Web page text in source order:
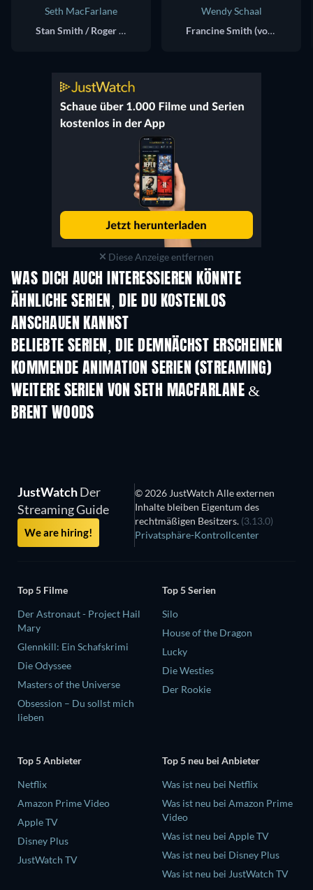
Seth MacFarlane
Stan Smith / Roger (voice)
Wendy Schaal
Francine Smith (voice)
Diese Anzeige entfernen
WAS DICH AUCH INTERESSIEREN KÖNNTE
Serie Serie
ÄHNLICHE SERIEN, DIE DU KOSTENLOS
ANSCHAUEN KANNST
BELIEBTE SERIEN, DIE DEMNÄCHST ERSCHEINEN
Serie Serie
KOMMENDE ANIMATION SERIEN (STREAMING)
Staffel 1 Staffel 2
WEITERE SERIEN VON SETH MACFARLANE &
BRENT WOODSSerie
JustWatchDer
Streaming Guide
We are hiring!
© 2026 JustWatch Alle externen
Inhalte bleiben Eigentum des
rechtmäßigen Besitzers. (3.13.0)
Privatsphäre-Kontrollcenter
Top 5 Filme
Der Astronaut - Project Hail
Mary
Glennkill: Ein Schafskrimi
Die Odyssee
Masters of the Universe
Obsession – Du sollst mich
lieben
Top 5 Serien
Silo
House of the Dragon
Lucky
Die Westies
Der Rookie
Top 5 Anbieter
Netflix
Amazon Prime Video
Apple TV
Disney Plus
JustWatch TV
Top 5 neu bei Anbieter
Was ist neu bei Netflix
Was ist neu bei Amazon Prime
Video
Was ist neu bei Apple TV
Was ist neu bei Disney Plus
Was ist neu bei JustWatch TV